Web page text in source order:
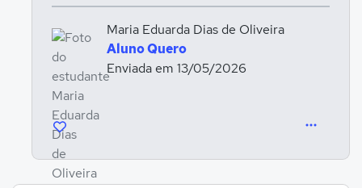
Maria Eduarda Dias de Oliveira
Aluno Quero
Enviada em 13/05/2026